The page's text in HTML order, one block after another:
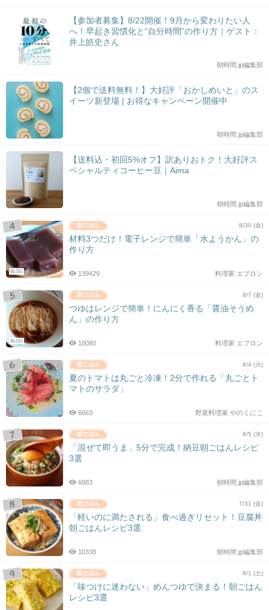
【参加者募集】8/22開催！9月から変わりたい人
へ！早起き習慣化と“自分時間”の作り方｜ゲスト：
井上皓史さん
朝時間.jp編集部
【2個で送料無料！】大好評「おかしめいと」のス
イーツ新登場 | お得なキャンペーン開催中
朝時間.jp編集部
【送料込・初回5%オフ】訳ありおトク！大好評ス
ペシャルティコーヒー豆｜Aima
朝時間.jp編集部
BLOG
8/30 (金)
材料3つだけ！電子レンジで簡単「水ようかん」の
作り方
料理家 エプロン
139429
BLOG
8/7 (金)
つゆはレンジで簡単！にんにく香る「醤油そうめ
ん」の作り方
料理家 エプロン
10080
8/4 (火)
夏のトマトは丸ごと冷凍！2分で作れる「丸ごとト
マトのサラダ」
野菜料理家 やのくにこ
6663
8/5 (水)
「混ぜて即うま」5分で完成！納豆朝ごはんレシピ
3選
朝時間.jp編集部
6883
7/31 (金)
「軽いのに満たされる」食べ過ぎリセット！豆腐丼
朝ごはんレシピ3選
朝時間.jp編集部
10338
8/1 (土)
「味つけに迷わない」めんつゆで決まる！朝ごはん
レシピ3選